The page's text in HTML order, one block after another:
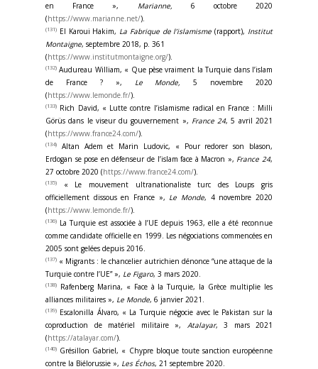
en France »,
Marianne, 6 octobre 2020
(https://www.marianne.net/).
(131) El Karoui Hakim, La Fabrique de l’islamisme (rapport), Institut
Montaigne, septembre 2018, p. 361
(https://www.institutmontaigne.org/).
(132) Audureau William, « Que pèse vraiment la Turquie dans l’islam
de France ? »,
Le Monde,5 novembre 2020
(https://www.lemonde.fr/).
(133) Rich David, « Lutte contre l’islamisme radical en France : Milli
Görüs dans le viseur du gouvernement », France 24, 5 avril 2021
(https://www.france24.com/).
(134)
Altan Adem et Marin Ludovic, « Pour redorer son blason,
Erdogan se pose en défenseur de l’islam face à Macron », France 24,
27 octobre 2020 (https://www.france24.com/).
(135)
« Le mouvement ultranationaliste turc des Loups gris
officiellement dissous en France », Le Monde, 4 novembre 2020
(https://www.lemonde.fr/).
(136) La Turquie est associée à l’UE depuis 1963, elle a été reconnue
comme candidate officielle en 1999. Les négociations commencées en
2005 sont gelées depuis 2016.
(137) « Migrants : le chancelier autrichien dénonce “une attaque de la
Turquie contre l’UE” », Le Figaro, 3 mars 2020.
(138) Rafenberg Marina, « Face à la Turquie, la Grèce multiplie les
alliances militaires », Le Monde, 6 janvier 2021.
(139) Escalonilla Álvaro, « La Turquie négocie avec le Pakistan sur la
coproduction de matériel militaire », Atalayar, 3 mars 2021
(https://atalayar.com/).
(140) Grésillon Gabriel, « Chypre bloque toute sanction européenne
contre la Biélorussie », Les Échos, 21 septembre 2020.